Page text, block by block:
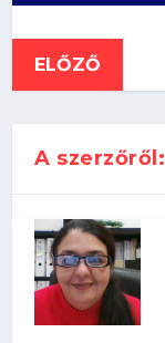
ELŐZŐ
A szerzőről: